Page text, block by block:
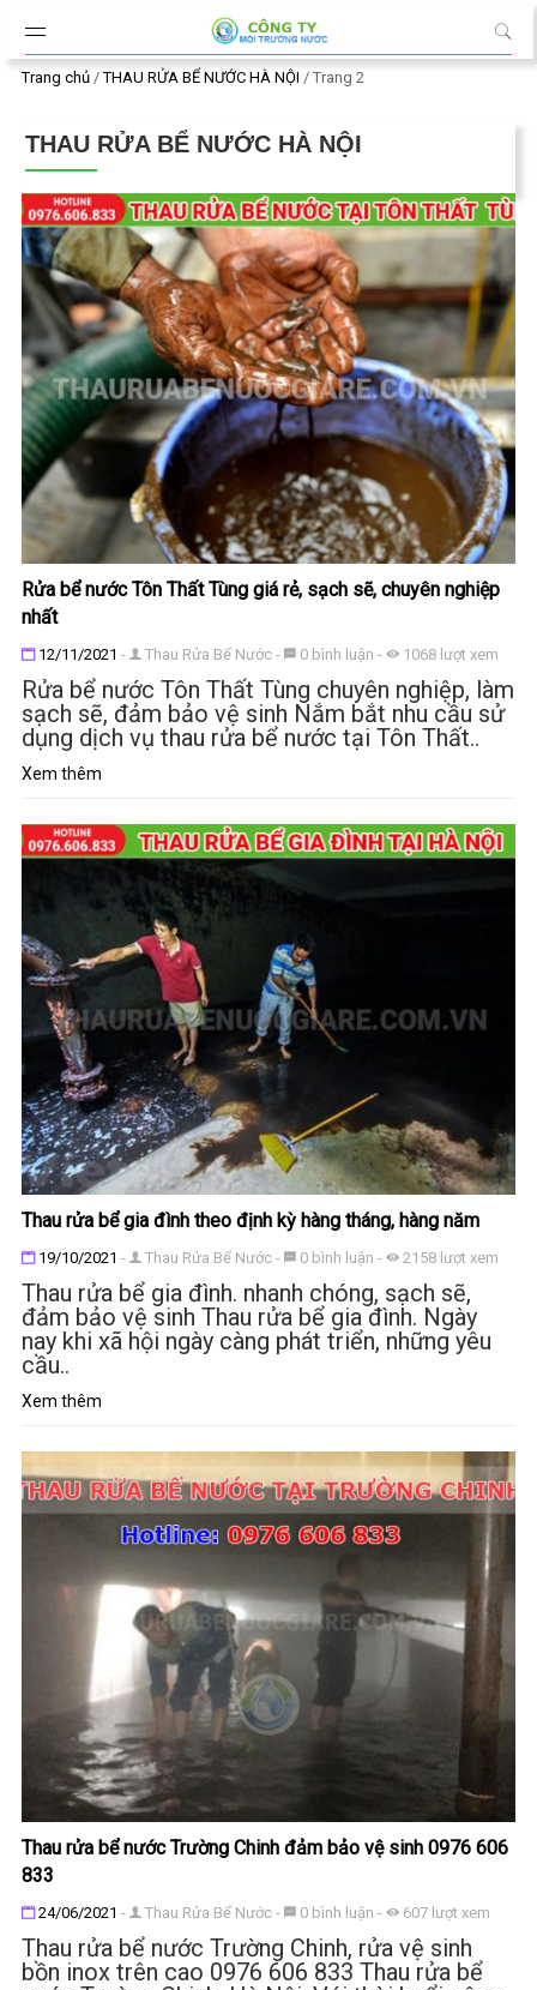
Trang chủ /THAU RỬA BỂ NƯỚC HÀ NỘI / Trang 2
THAU RỬA BỂ NƯỚC HÀ NỘI
Rửa bể nước Tôn Thất Tùng giá rẻ, sạch sẽ, chuyên nghiệp
nhất
Đăng ngày
12/11/2021 - Thau Rửa Bể Nước - 0 bình luận - 1068 lượt xem
Rửa bể nước Tôn Thất Tùng chuyên nghiệp, làm
sạch sẽ, đảm bảo vệ sinh Nắm bắt nhu cầu sử
dụng dịch vụ thau rửa bể nước tại Tôn Thất..
Xem thêm
Thau rửa bể gia đình theo định kỳ hàng tháng, hàng năm
Đăng ngày
19/10/2021 - Thau Rửa Bể Nước - 0 bình luận - 2158 lượt xem
Thau rửa bể gia đình. nhanh chóng, sạch sẽ,
đảm bảo vệ sinh Thau rửa bể gia đình. Ngày
nay khi xã hội ngày càng phát triển, những yêu
cầu..
Xem thêm
Thau rửa bể nước Trường Chinh đảm bảo vệ sinh 0976 606
833
Đăng ngày
24/06/2021 - Thau Rửa Bể Nước - 0 bình luận - 607 lượt xem
Thau rửa bể nước Trường Chinh, rửa vệ sinh
bồn inox trên cao 0976 606 833 Thau rửa bể